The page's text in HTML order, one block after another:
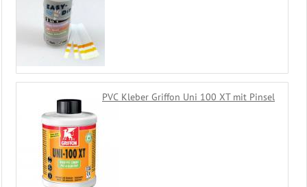
PVC Kleber Griffon Uni 100 XT mit Pinsel